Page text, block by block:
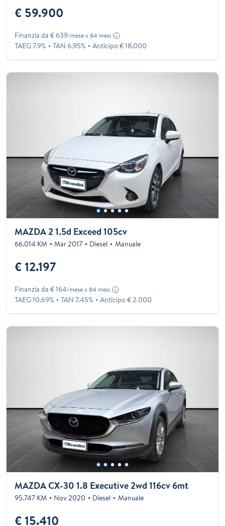
€ 59.900
Finanzia da € 639/mese x 84 mesi
TAEG 7.9% TAN 6.95% Anticipo € 18.000
MAZDA 2 1.5d Exceed 105cv
66.014 KM Mar 2017 Diesel Manuale
€ 12.197
Finanzia da € 164/mese x 84 mesi
TAEG 10.69% TAN 7.45% Anticipo € 2.000
MAZDA CX-30 1.8 Executive 2wd 116cv 6mt
95.747 KM Nov 2020 Diesel Manuale
€ 15.410